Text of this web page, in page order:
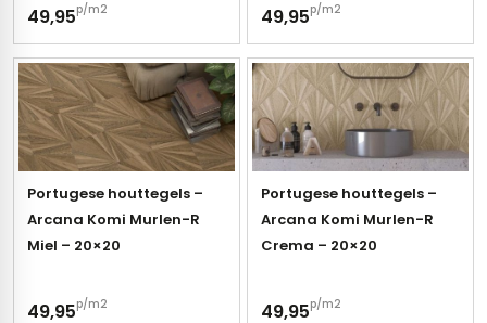
49,95p/m2 49,95p/m2
Portugese houttegels –
Arcana Komi Murlen-R
Miel – 20×20
49,95p/m2
Portugese houttegels –
Arcana Komi Murlen-R
Crema – 20×20
49,95p/m2
tegels
vloertegels